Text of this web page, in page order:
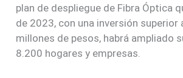
plan de despliegue de Fibra Óptica
de 2023, con una inversión superior
millones de pesos, habrá ampliado
8.200 hogares y empresas.